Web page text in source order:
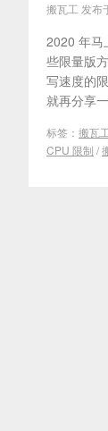
搬瓦工 发布
2020 年马
些限量版
写速度的
就再分享
标签： 搬瓦
CPU 限制 /